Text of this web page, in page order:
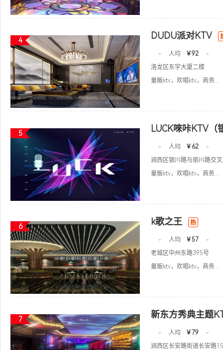
4 DUDU派对KTV
- 人均 ￥92
-
洛龙区东宇大厦二楼
量贩ktv，欢唱ktv，商务...
5 LUCK唻咔KTV（
- 人均 ￥62
-
涧西区银川路与丽川路交
量贩ktv，欢唱ktv，商务...
6 k歌之王 热
- 人均 ￥57
-
老城区中州东路395号
量贩ktv，欢唱ktv，商务...
7 新东方秀典主题
- 人均 ￥79
-
涧西区长安路街道长安路